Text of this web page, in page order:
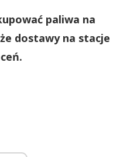
paliwa na
dostawy na stacje